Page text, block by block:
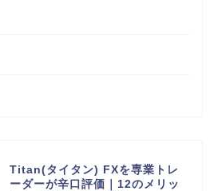
Titan(タイタン) FXを専業トレ
ーダーが辛口評価｜12のメリッ